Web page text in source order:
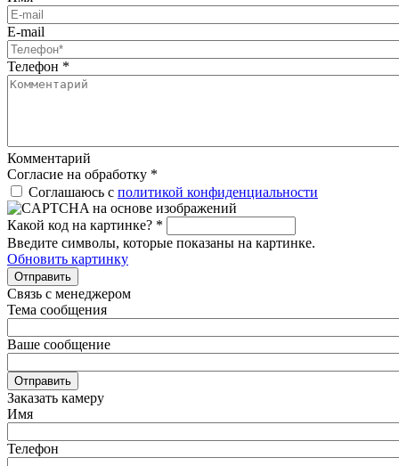
E-mail
Телефон *
Комментарий
Согласие на обработку *
Соглашаюсь с политикой конфиденциальности
Какой код на картинке? *
Введите символы, которые показаны на картинке.
Обновить картинку
Отправить
Связь с менеджером
Тема сообщения
Ваше сообщение
Отправить
Заказать камеру
Имя
Телефон